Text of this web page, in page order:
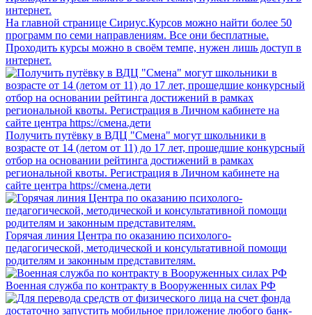
На главной странице Сириус.Курсов можно найти более 50
программ по семи направлениям. Все они бесплатные.
Проходить курсы можно в своём темпе, нужен лишь доступ в
интернет.
Получить путёвку в ВДЦ "Смена" могут школьники в
возрасте от 14 (летом от 11) до 17 лет, прошедшие конкурсный
отбор на основании рейтинга достижений в рамках
региональной квоты. Регистрация в Личном кабинете на
сайте центра https://смена.дети
Горячая линия Центра по оказанию психолого-
педагогической, методической и консультативной помощи
родителям и законным представителям.
Военная служба по контракту в Вооруженных силах РФ